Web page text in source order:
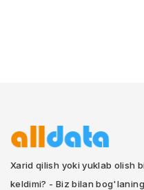
Xarid qilish yoki yuklab olish
keldimi? - Biz bilan